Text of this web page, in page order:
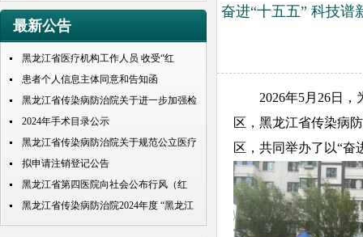
最新公告
黑龙江省医疗机构工作人员 收受“红
包”处理规定
患者个人信息主体同意和告知函
黑龙江省传染病防治院关于进一步加强检
查检验结果互认项目的公示
2024年手术目录公示
黑龙江省传染病防治院关于规范公立医疗
机构预交金管理工作实施情况的通知
拟申请注销登记公告
黑龙江省第四医院向社会公布行风（红
包） 问题投诉举报电话
黑龙江省传染病防治院2024年度 “黑龙江
人才周”公开招聘 拟录取人员名单公示
奋进“十五五” 科技
2026年5月26日，为
区，黑龙江省传染病
区，共同举办了以“奋